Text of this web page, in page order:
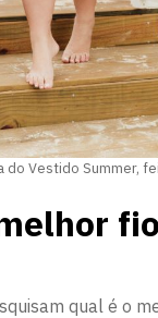
do Vestido Summer,
qual é o